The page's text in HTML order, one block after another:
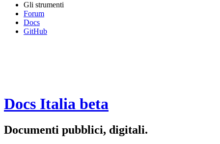
Gli strumenti
Forum
Docs
GitHub
Docs Italia beta
Documenti pubblici, digitali.